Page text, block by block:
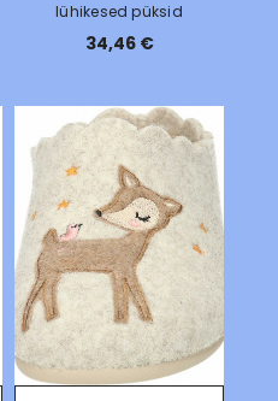
lühikesed püksid
34,46 €